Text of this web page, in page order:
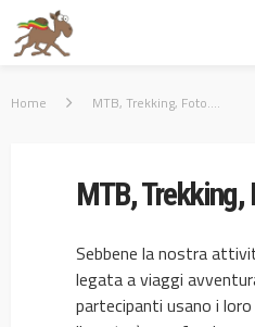
Home MTB, Trekking, Foto….
MTB,
Sebbene la nostra
legata a viaggi
partecipanti usano i